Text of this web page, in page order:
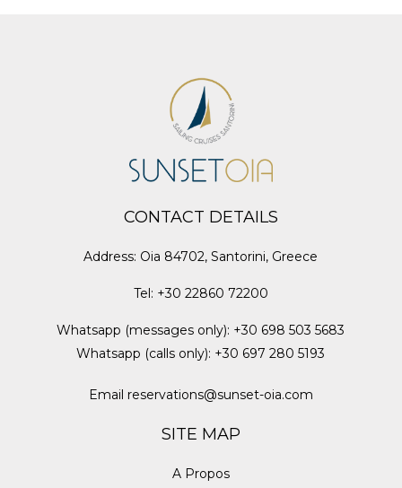
CONTACT DETAILS
Address: Oia 84702, Santorini, Greece
Tel: +30 22860 72200
Whatsapp (messages only): +30 698 503 5683
Whatsapp (calls only): +30 697 280 5193
Email reservations@sunset-oia.com
SITE MAP
A Propos